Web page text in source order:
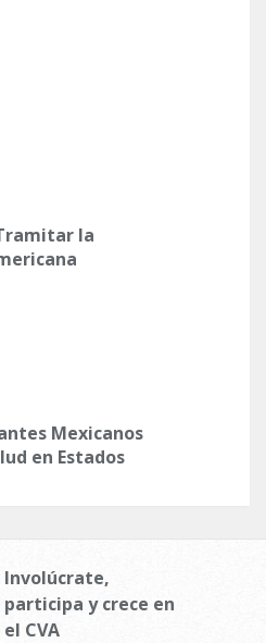
la
Mexicanos
en Estados
Involúcrate,
participa y crece en
el CVA